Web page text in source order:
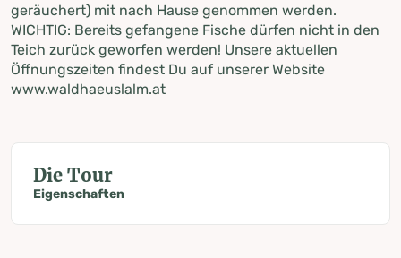
geräuchert) mit nach Hause genommen werden.
WICHTIG: Bereits gefangene Fische dürfen nicht in den
Teich zurück geworfen werden! Unsere aktuellen
Öffnungszeiten findest Du auf unserer Website
www.waldhaeuslalm.at
Die Tour
Eigenschaften